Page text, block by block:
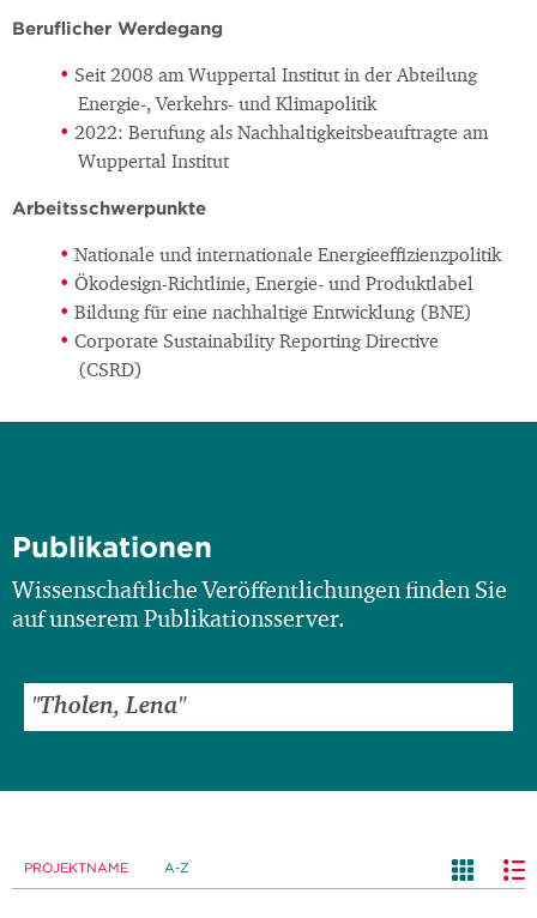
Beruflicher Werdegang
Seit 2008 am Wuppertal Institut in der Abteilung
Energie-, Verkehrs- und Klimapolitik
2022: Berufung als Nachhaltigkeitsbeauftragte am
Wuppertal Institut
Arbeitsschwerpunkte
Nationale und internationale Energieeffizienzpolitik
Ökodesign-Richtlinie, Energie- und Produktlabel
Bildung für eine nachhaltige Entwicklung (BNE)
Corporate Sustainability Reporting Directive
(CSRD)
Publikationen
Wissenschaftliche Veröffentlichungen finden Sie
auf unserem Publikationsserver.
PROJEKTNAME A-Z